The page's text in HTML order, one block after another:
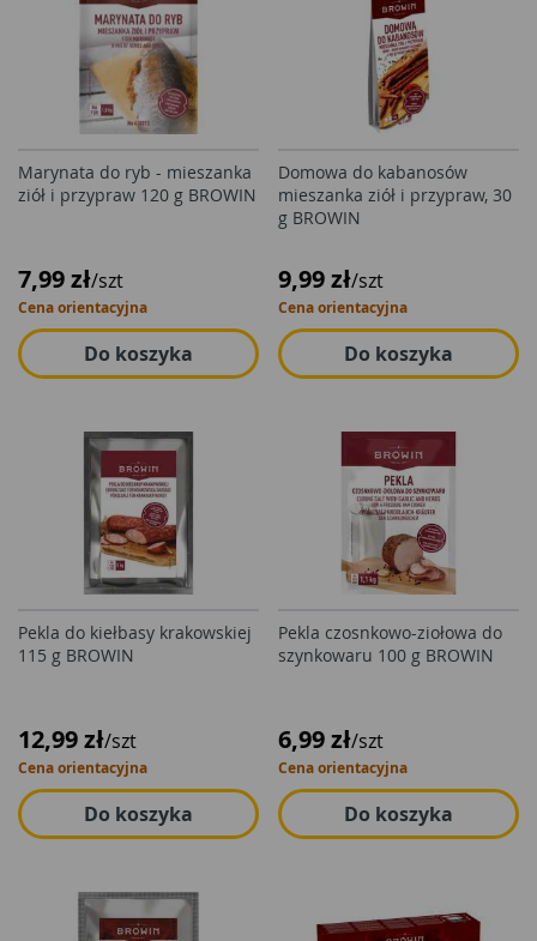
Marynata do ryb - mieszanka
ziół i przypraw 120 g BROWIN
7,99 zł/szt
Cena orientacyjna
Do koszyka
Domowa do kabanosów
mieszanka ziół i przypraw, 30
g BROWIN
9,99 zł/szt
Cena orientacyjna
Do koszyka
Pekla do kiełbasy krakowskiej
115 g BROWIN
12,99 zł/szt
Cena orientacyjna
Do koszyka
Pekla czosnkowo-ziołowa do
szynkowaru 100 g BROWIN
6,99 zł/szt
Cena orientacyjna
Do koszyka